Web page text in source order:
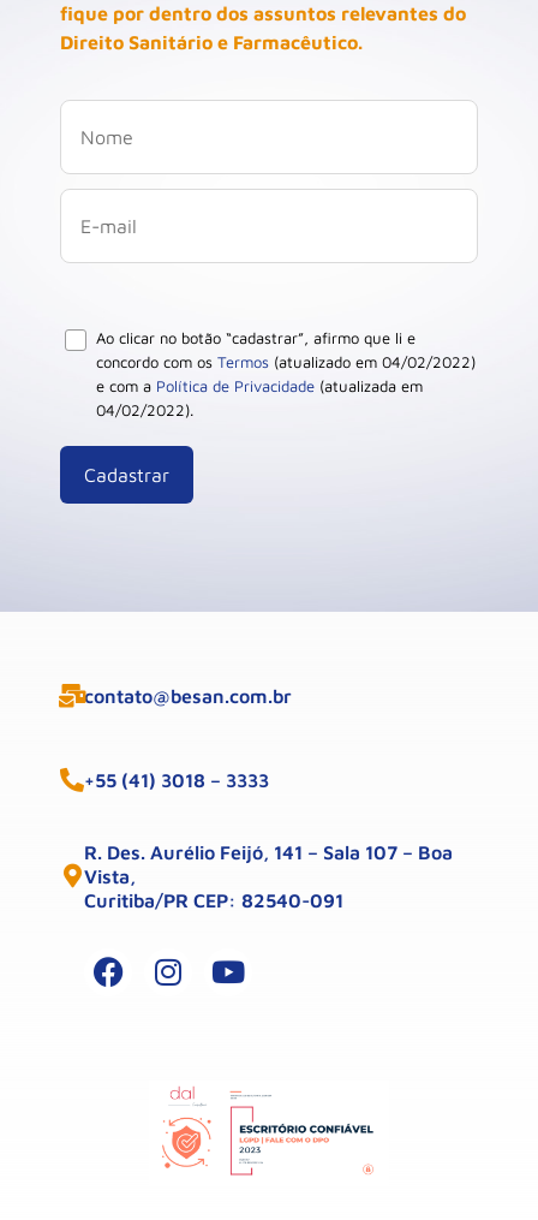
fique por dentro dos assuntos relevantes do
Direito Sanitário e Farmacêutico.
Ao clicar no botão “cadastrar”, afirmo que li e
concordo com os Termos (atualizado em 04/02/2022)
e com a Política de Privacidade (atualizada em
04/02/2022).
contato@besan.com.br
+55 (41) 3018 – 3333
R. Des. Aurélio Feijó, 141 – Sala 107 – Boa
Vista,
Curitiba/PR CEP: 82540-091